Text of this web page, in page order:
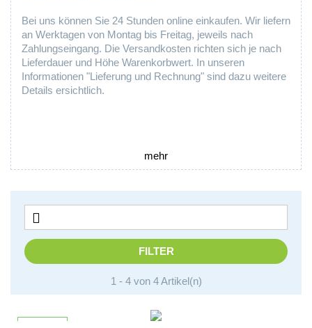
Bei uns können Sie 24 Stunden online einkaufen. Wir liefern
an Werktagen von Montag bis Freitag, jeweils nach
Zahlungseingang. Die Versandkosten richten sich je nach
Lieferdauer und Höhe Warenkorbwert. In unseren
Informationen "Lieferung und Rechnung" sind dazu weitere
Details ersichtlich.
mehr

FILTER
1 - 4 von 4 Artikel(n)